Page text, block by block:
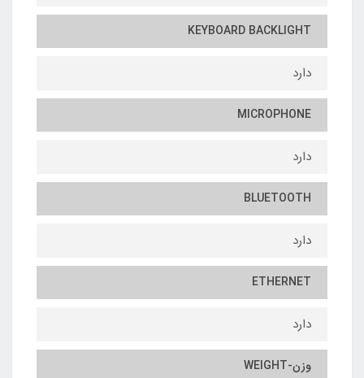
KEYBOARD BACKLIGHT
دارد
MICROPHONE
دارد
BLUETOOTH
دارد
ETHERNET
دارد
وزن-WEIGHT